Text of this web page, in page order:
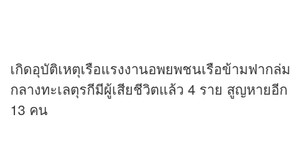
เกิดอุบัติเหตุเรือแรงงานอพยพชนเรือข้ามฟากล่ม
กลางทะเลตุรกีมีผู้เสียชีวิตแล้ว 4 ราย สูญหายอีก
13 คน